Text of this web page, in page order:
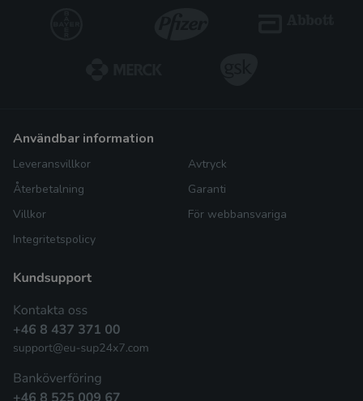
användbar information
Leveransvillkor
Återbetalning
Villkor
Integritetspolicy
Avtryck
Garanti
För webbansvariga